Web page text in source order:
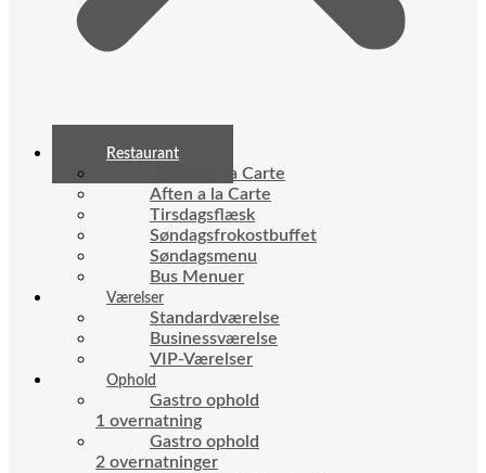
Restaurant
Frokost a la Carte
Aften a la Carte
Tirsdagsflæsk
Søndagsfrokostbuffet
Søndagsmenu
Bus Menuer
Værelser
Standardværelse
Businessværelse
VIP-Værelser
Ophold
Gastro ophold
1 overnatning
Gastro ophold
2 overnatninger